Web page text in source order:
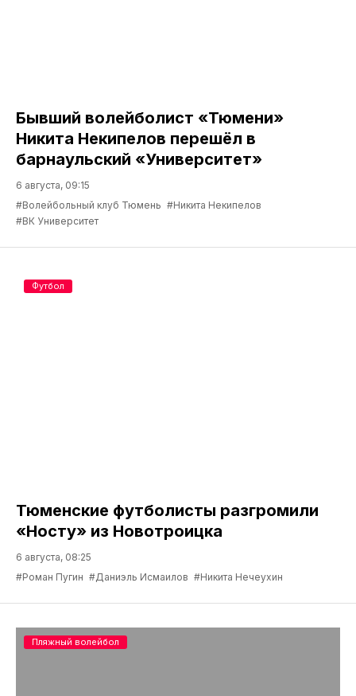
Бывший волейболист «Тюмени»
Никита Некипелов перешёл в
барнаульский «Университет»
6 августа, 09:15
#Волейбольный клуб Тюмень #Никита Некипелов
#ВК Университет
Тюменские футболисты разгромили
«Носту» из Новотроицка
6 августа, 08:25
#Роман Пугин #Даниэль Исмаилов #Никита Нечеухин
Футбол
Пляжный волейбол